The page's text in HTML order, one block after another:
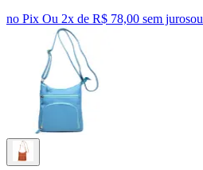
no Pix Ou 2x de R$ 78,00 sem jurosou